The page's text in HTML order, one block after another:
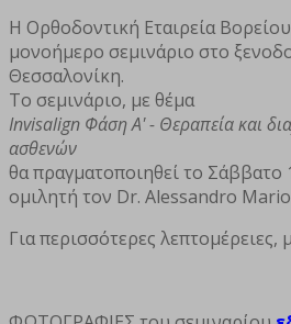
Η Ορθοδοντική Εταιρεία
μονοήμερο σεμινάριο στο
Θεσσαλονίκη.
Το σεμινάριο, με θέμα
Invisalign Φάση Α' - Θεραπεία και
ασθενών
θα πραγματοποιηθεί το Σάββατο
ομιλητή τον Dr. Alessandro
Για περισσότερες λεπτομέρειες,